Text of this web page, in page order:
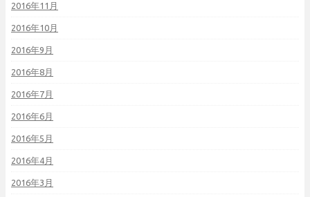
2016年11月
2016年10月
2016年9月
2016年8月
2016年7月
2016年6月
2016年5月
2016年4月
2016年3月